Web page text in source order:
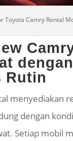
Toyota Camry Rental
Rutin
menyediakan
dengan
Setiap mobil